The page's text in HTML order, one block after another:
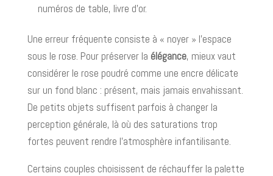
numéros de table, livre d’or.
Une erreur fréquente consiste à « noyer » l’espace
sous le rose. Pour préserver la élégance, mieux vaut
considérer le rose poudré comme une encre délicate
sur un fond blanc : présent, mais jamais envahissant.
De petits objets suffisent parfois à changer la
perception générale, là où des saturations trop
fortes peuvent rendre l’atmosphère infantilisante.
Certains couples choisissent de réchauffer la palette